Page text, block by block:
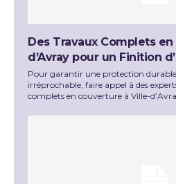
Des Travaux Complets
d’Avray pour un Finition
Pour garantir une protection
irréprochable, faire appel à des
complets en couverture à Ville-